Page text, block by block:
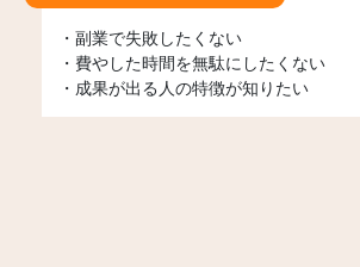
・副業で失敗したくない
・費やした時間を無駄にしたくない
・成果が出る人の特徴が知りたい